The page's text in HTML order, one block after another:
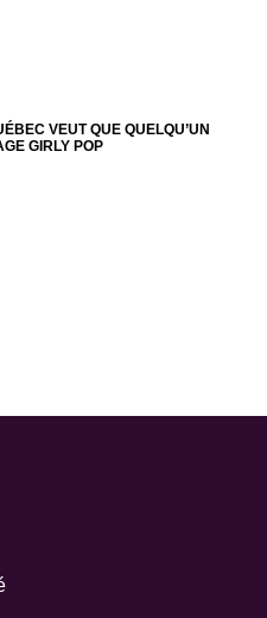
VEUT QUE QUELQU’UN
GIRLY POP